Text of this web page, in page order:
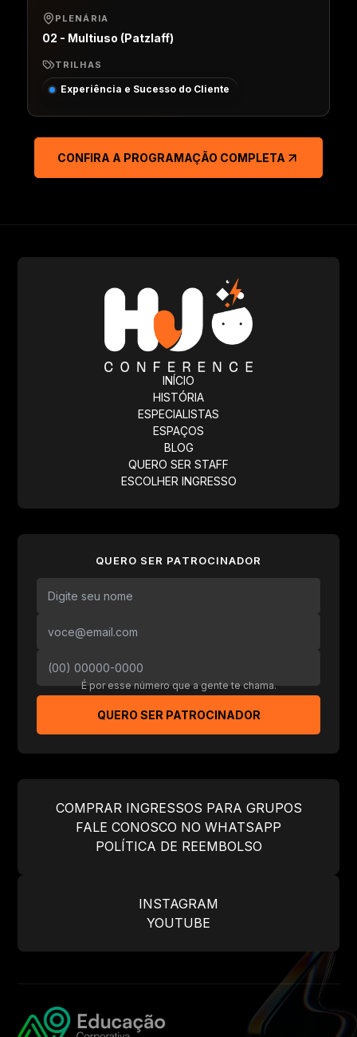
PLENÁRIA
02 - Multiuso (Patzlaff)
TRILHAS
Experiência e Sucesso do Cliente
CONFIRA A PROGRAMAÇÃO COMPLETA
INÍCIO
HISTÓRIA
ESPECIALISTAS
ESPAÇOS
BLOG
QUERO SER STAFF
ESCOLHER INGRESSO
QUERO SER PATROCINADOR
É por esse número que a gente te chama.
QUERO SER PATROCINADOR
COMPRAR INGRESSOS PARA GRUPOS
FALE CONOSCO NO WHATSAPP
POLÍTICA DE REEMBOLSO
INSTAGRAM
YOUTUBE